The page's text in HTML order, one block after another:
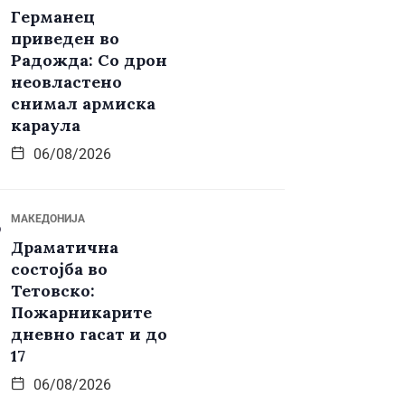
Германец
приведен во
Радожда: Со дрон
неовластено
снимал армиска
караула
06/08/2026
МАКЕДОНИЈА
Драматична
состојба во
Тетовско:
Пожарникарите
дневно гасат и до
17
06/08/2026